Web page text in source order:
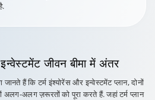
जीवन बीमामें अंतर
जानते हैं कि टर्म इंश्योरेंस और इन्वेस्टमेंट प्लान, दोनों
अलग-अलग ज़रूरतों को पूरा करते हैं. जहां टर्म प्लान